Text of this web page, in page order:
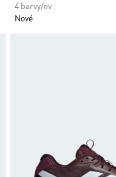
4 barvy/ev
Nové